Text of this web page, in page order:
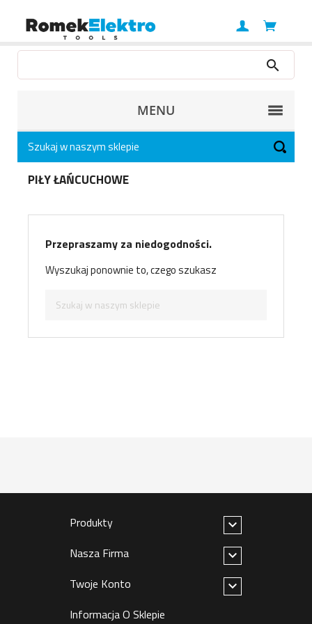
MENU
PIŁY ŁAŃCUCHOWE
Przepraszamy za niedogodności.
Wyszukaj ponownie to, czego szukasz
Produkty

Nasza Firma

Twoje Konto

Informacja O Sklepie